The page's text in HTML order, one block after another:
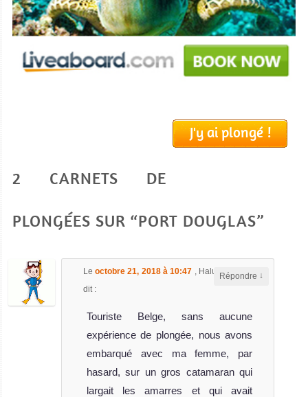
J'y ai plongé !
2 CARNETS DE
PLONGÉES SUR “PORT DOUGLAS”
Le octobre 21, 2018 à 10:47 , Halut Michel
a
dit :
Touriste Belge, sans aucune
expérience de plongée, nous avons
embarqué avec ma femme, par
hasard, sur un gros catamaran qui
largait les amarres et qui avait
Répondre ↓